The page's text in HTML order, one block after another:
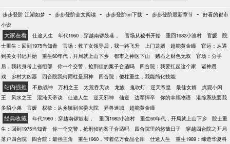
步步登阶 江湖如梦 - 步步登阶全文阅读 - 步步登阶txt下载 - 步步登阶最新章节 - 好看的都市
小说
大家在看 仕途人生 年代1960：穿越南锣鼓巷， 官场从秘书开始 重回1982小渔村 官媛
院
士重生：回到1975当知青
官场：救了女领导后，我一路飞升 上门龙婿 超能黄金瞳
官运：从遇
到美女书记开始
重生60年代，开局就上山下乡 都市之神医下山 赌石之财色无双
官场：分手
后，我转身考上省组部
你一个交警，抢刑侦的案子合适吗 四合院：我要扛起这个家
诸神愚
戏
乡村大凶器 四合院我何雨柱是厨神 四合院：傻柱重生，我能简化技能
站内强推 不败战神 万相之王 太荒吞天诀 龙族 鬼吹灯 逆天帝皇 最佳女婿
贞观小闲
王
风水之王 混沌天帝诀 仕途人生 逆天邪神 仙逆 边军悍卒 你的幸福物语
港综系统要我
多招小弟
官媛 权欲：从乡镇到省委大院 异兽迷城 超能黄金瞳
经典收藏 年代1960：穿越南锣鼓巷， 重回1982小渔村 重生60年代，开局就上山下乡
院士重
生：回到1975当知青
你一个交警，抢刑侦的案子合适吗 四合院里的悠哉日子
穿越四合院之开局
落户四合院
四合院：最强主角 重生1960，带着亿万食品仓库 仕途人生
重生1989：缔造华夏科